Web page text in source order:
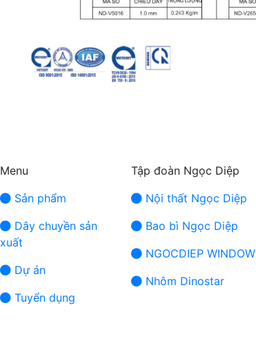
Menu
Sản phẩm
Dây chuyền sản
xuất
Dự án
Tuyển dụng
Tập đoàn Ngọc Diệp
Nội thất Ngọc Diệp
Bao bì Ngọc Diệp
NGOCDIEP WINDOW
Nhôm Dinostar